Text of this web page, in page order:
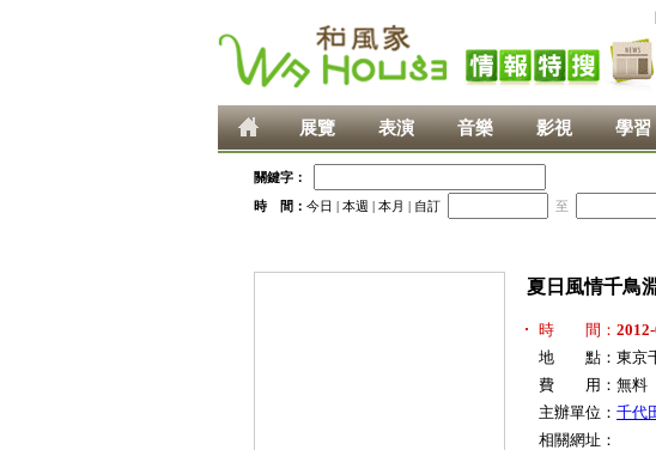
展覽 表演 音樂 影視 學習
關鍵字：
時 間： 今日 | 本週 | 本月 | 自訂 至
夏日風情千鳥
時 間：
地 點：東京千
費 用：無料
主辦單位： 千代
相關網址：